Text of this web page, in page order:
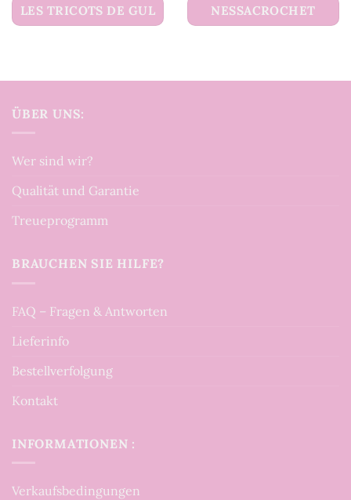
LES TRICOTS DE GUL NESSACROCHET
ÜBER UNS:
Wer sind wir?
Qualität und Garantie
Treueprogramm
BRAUCHEN SIE HILFE?
FAQ – Fragen & Antworten
Lieferinfo
Bestellverfolgung
Kontakt
INFORMATIONEN :
Verkaufsbedingungen